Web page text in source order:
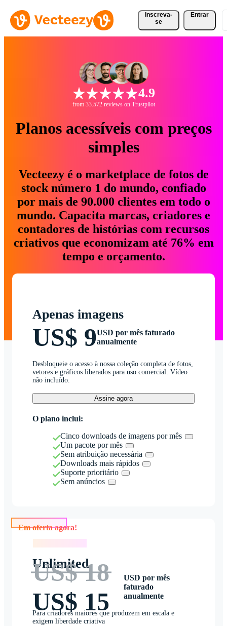
Inscreva-
se
Entrar
4.9
from 33.572 reviews on Trustpilot
Planos acessíveis com preços
simples
Vecteezy é o marketplace de fotos de
stock número 1 do mundo, confiado
por mais de 90.000 clientes em todo o
mundo. Capacita marcas, criadores e
contadores de histórias com recursos
criativos que economizam até 76% em
tempo e orçamento.
Apenas imagens
US$ 9USD por mês faturado
anualmente
Desbloqueie o acesso à nossa coleção completa de fotos,
vetores e gráficos liberados para uso comercial. Vídeo
não incluído.
Assine agora
O plano inclui:
Cinco downloads de imagens por mês
Um pacote por mês
Sem atribuição necessária
Downloads mais rápidos
Suporte prioritário
Sem anúncios
Unlimited
US$ 18
US$ 15
USD por mês
faturado
anualmente
Para criadores maiores que produzem em escala e
exigem liberdade criativa